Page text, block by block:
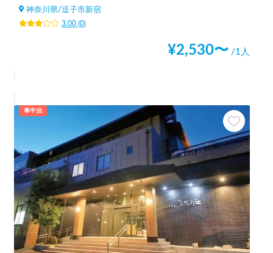
神奈川県/逗子市新宿
3.00(0)
¥2,530〜 /1人
車中泊